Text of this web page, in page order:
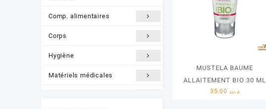
Comp. alimentaires
Corps
Hygiène
Matériels médicales
MUSTELA BAUME
ALLAITEMENT BIO 30 ML
د.ت